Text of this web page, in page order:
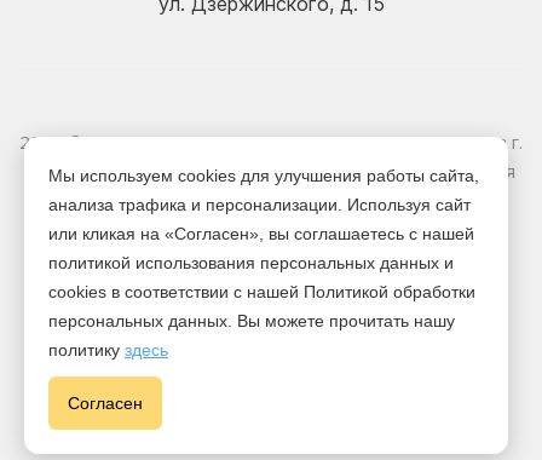
2026 © Электрика оптом и в розницу - Магазин-склад в г.
Королёв. Информация, указанная на сайте, не является
публичной офертой.
Версия для печати
Мы используем cookies для улучшения работы сайта,
анализа трафика и персонализации. Используя сайт
или кликая на «Согласен», вы соглашаетесь с нашей
политикой использования персональных данных и
cookies в соответствии с нашей Политикой обработки
персональных данных. Вы можете прочитать нашу
политику здесь
Cогласен